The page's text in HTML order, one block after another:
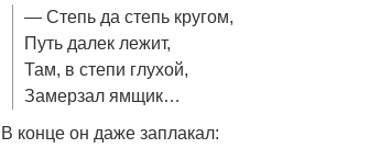
— Степь да степь кругом,
Путь далек лежит,
Там, в степи глухой,
Замерзал ямщик…
В конце он даже заплакал: